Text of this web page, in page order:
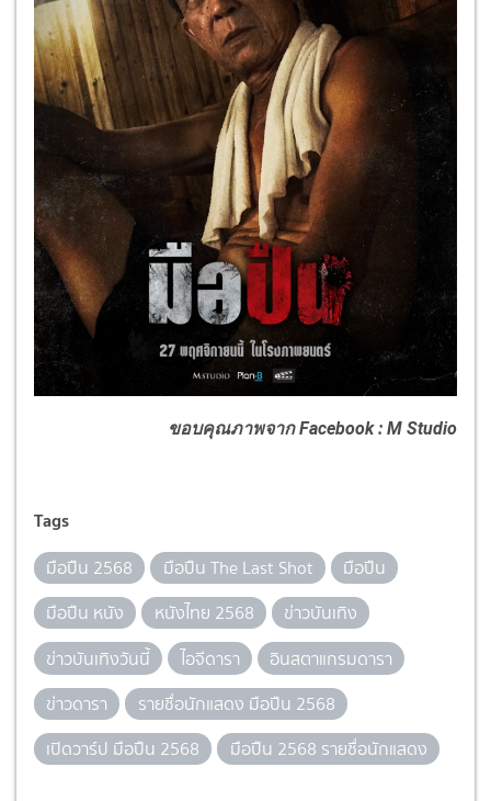
ขอบคุณภาพจาก Facebook : M Studio
Tags
มือปืน 2568 มือปืน The Last Shot
มือปืน
มือปืน หนัง
หนังไทย 2568
ข่าวบันเทิง
ข่าวบันเทิงวันนี้
ไอจีดารา
อินสตาแกรมดารา
ข่าวดารา
รายชื่อนักแสดง มือปืน 2568
เปิดวาร์ป มือปืน 2568
มือปืน 2568 รายชื่อนักแสดง